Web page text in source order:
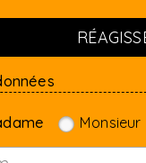
Monsieur